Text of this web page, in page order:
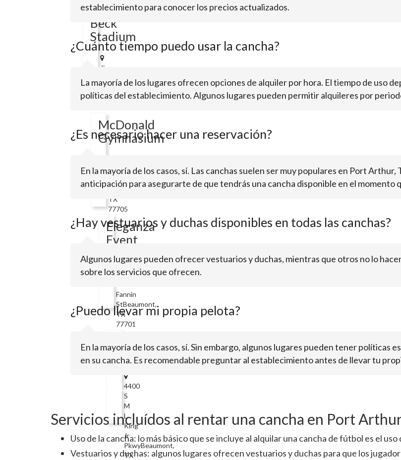
Vincent-
Beck
Stadium
Jim
Gilligan
WayBeaumont,
TX
McDonald
Gymnasium
211
Redbird
LnBeaumont,
TX
77705
Eleganza
Event
Center
Fannin
StBeaumont,
TX
77701
Athletic
Development
4400
S
M
L
King
Jr
PkwyBeaumont,
TX
establecimiento para conocer los precios actualizados.
¿Cuánto tiempo puedo usar la cancha?
La mayoría de los lugares ofrecen opciones de alquiler por hora. El tiempo de uso
políticas del establecimiento. Algunos lugares pueden permitir alquileres por
¿Es necesario hacer una reservación?
En la mayoría de los casos, sí. Las canchas suelen ser muy populares en Port
anticipación para asegurarte de que tendrás una cancha disponible en el momento
¿Hay vestuarios y duchas disponibles en todas las canchas?
Algunos lugares pueden ofrecer vestuarios y duchas, mientras que otros no lo
sobre los servicios que ofrecen.
¿Puedo llevar mi propia pelota?
En la mayoría de los casos, sí. Sin embargo, algunos lugares pueden tener políticas
en su cancha. Es recomendable preguntar al establecimiento antes de llevar tu
Servicios incluídos al rentar una cancha en Port
Uso de la cancha: lo más básico que se incluye al alquilar una cancha de fútbol es el
Vestuarios y duchas: algunos lugares ofrecen vestuarios y duchas para que los